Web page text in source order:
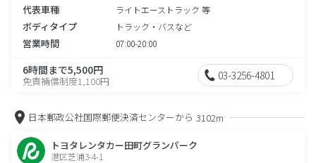
代表車種 ライトエーストラック 等
ボディタイプ トラック・バスなど
営業時間 07:00-20:00
6時間まで5,500円
免責補償制度1,100円 03-3256-4801
日本郵政公社国際郵便決済センターから 3102m
トヨタレンタカー田町グランパーク
港区芝浦3-4-1